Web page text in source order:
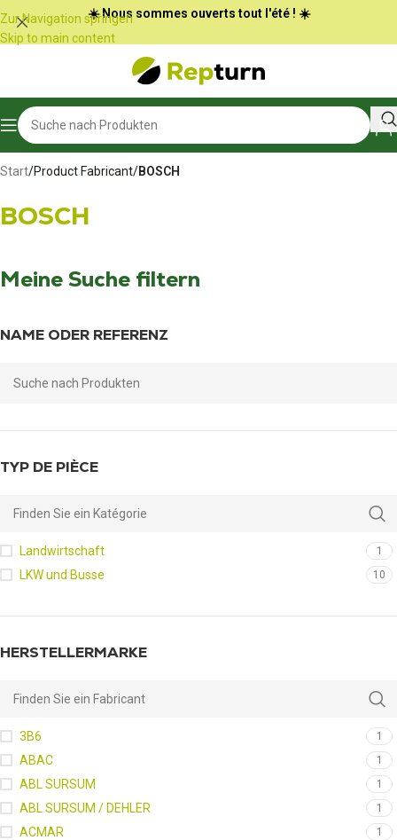
Cookie-Einstellungen
Zur Navigation springen
Skip to main content
☀️ Nous sommes ouverts tout l'été ! ☀️
Start/Product Fabricant/BOSCH
BOSCH
Meine Suche filtern
NAME ODER REFERENZ
TYP DE PIÈCE
Landwirtschaft 1
LKW und Busse 10
HERSTELLERMARKE
3B6 1
ABAC 1
ABL SURSUM 1
ABL SURSUM / DEHLER 1
ACMAR 1